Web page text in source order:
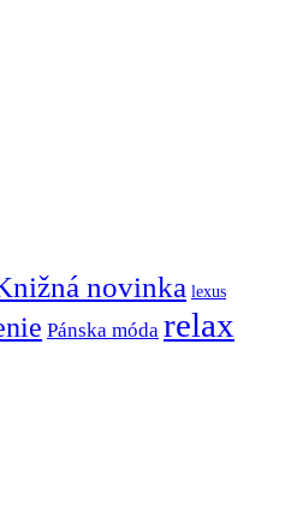
novinka lexus
Pánska móda relax